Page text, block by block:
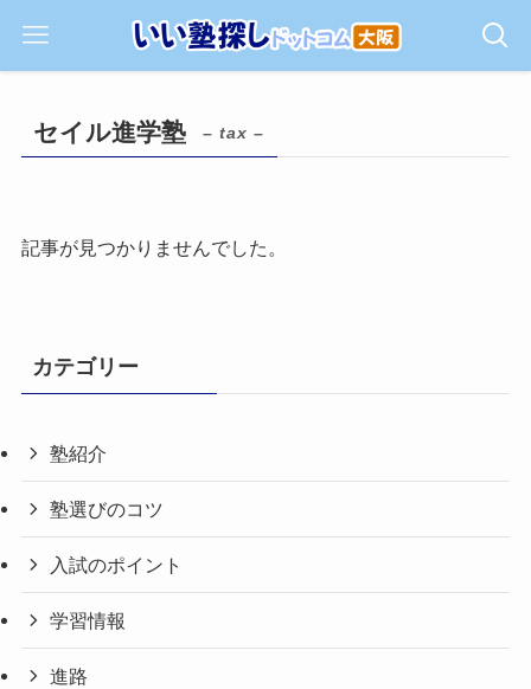
セイル進学塾 – tax –
記事が見つかりませんでした。
カテゴリー
塾紹介
塾選びのコツ
入試のポイント
学習情報
進路